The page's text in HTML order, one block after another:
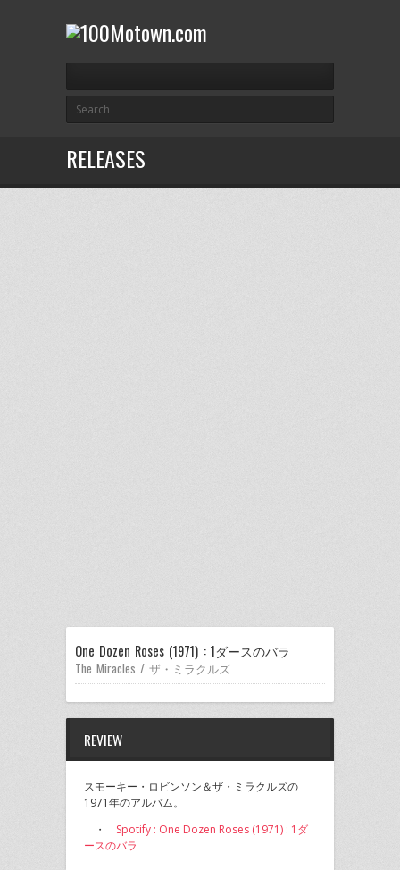
RELEASES
One Dozen Roses (1971) : 1ダースのバラ
The Miracles / ザ・ミラクルズ
REVIEW
スモーキー・ロビンソン＆ザ・ミラクルズの
1971年のアルバム。
・ Spotify : One Dozen Roses (1971) : 1ダ
ースのバラ